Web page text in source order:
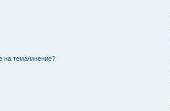
на тема/мнение?